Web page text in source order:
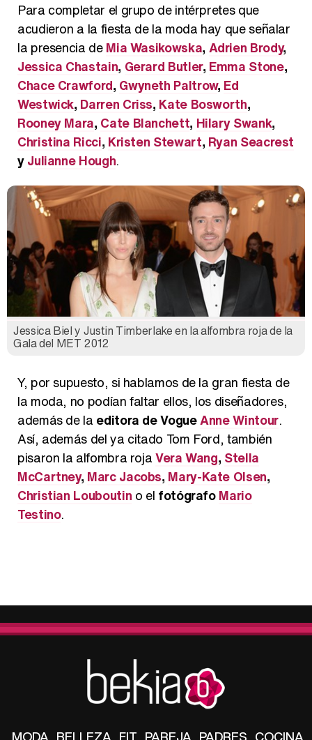
Para completar el grupo de intérpretes que
acudieron a la fiesta de la moda hay que señalar
la presencia deMia Wasikowska, Adrien Brody,
Jessica Chastain, Gerard Butler, Emma Stone,
Chace Crawford, Gwyneth Paltrow, Ed
Westwick, Darren Criss, Kate Bosworth,
Rooney Mara, Cate Blanchett, Hilary Swank,
Christina Ricci, Kristen Stewart, Ryan Seacrest
yJulianne Hough.
Jessica Biel y Justin Timberlake en la alfombra roja de la
Gala del MET 2012
Y, por supuesto, si hablamos de la gran fiesta de
la moda, no podían faltar ellos, los diseñadores,
además de la editora de VogueAnne Wintour.
Así, además del ya citado Tom Ford, también
pisaron la alfombra rojaVera Wang, Stella
McCartney, Marc Jacobs, Mary-Kate Olsen,
Christian Louboutin o el fotógrafoMario
Testino.
MODA BELLEZA FIT PAREJA PADRES COCINA